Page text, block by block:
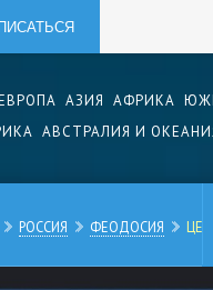
АЗИЯ АФРИКА
АВСТРАЛИЯ И
РОССИЯ ФЕОДОСИЯ